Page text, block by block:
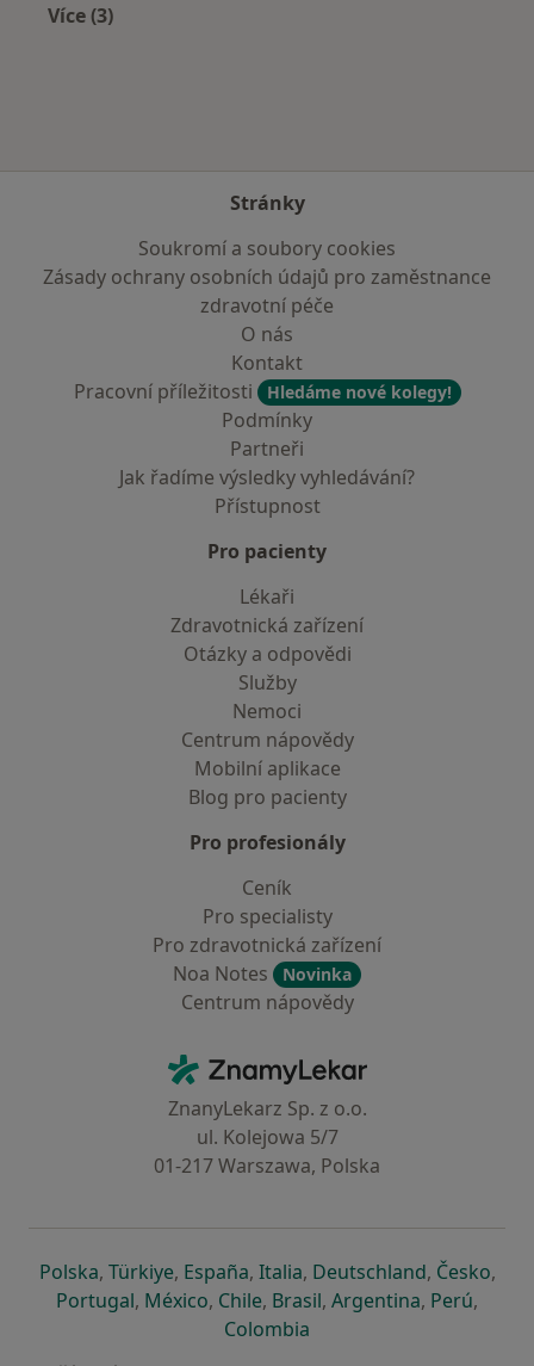
Více (3)
Stránky
Soukromí a soubory cookies
Zásady ochrany osobních údajů pro zaměstnance
zdravotní péče
O nás
Kontakt
Pracovní příležitosti
Hledáme nové kolegy!
Podmínky
Partneři
Jak řadíme výsledky vyhledávání?
Přístupnost
Pro pacienty
Lékaři
Zdravotnická zařízení
Otázky a odpovědi
Služby
Nemoci
Centrum nápovědy
Mobilní aplikace
Blog pro pacienty
Pro profesionály
Ceník
Pro specialisty
Pro zdravotnická zařízení
Noa Notes
Novinka
Centrum nápovědy
ZnamyLekar - Hlavní stránka
ZnanyLekarz Sp. z o.o.
ul. Kolejowa 5/7
01-217 Warszawa, Polska
Polskase otevře v nové záložce
, Türkiyese otevře v nové záložce
, Españase otevře v nové záložce
, Italiase otevře v nové záložce
, Deutschlandse otevře v
, Českose
,
Portugalse otevře v nové záložce
, Méxicose otevře v nové záložce
, Chilese otevře v nové záložce
, Brasilse otevře v nové
, Argentinase otevře v
, Perúse
,
Colombia